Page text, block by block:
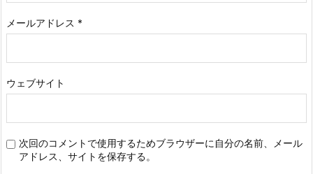
メールアドレス *
ウェブサイト
次回のコメントで使用するためブラウザーに自分の名前、メール
アドレス、サイトを保存する。